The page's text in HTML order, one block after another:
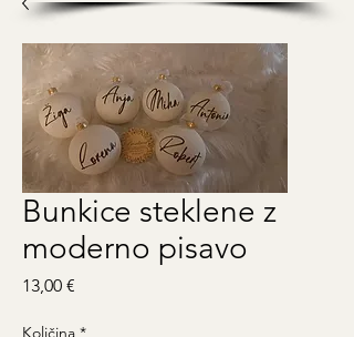
Bunkice steklene z
moderno pisavo
13,00 €
Količina *